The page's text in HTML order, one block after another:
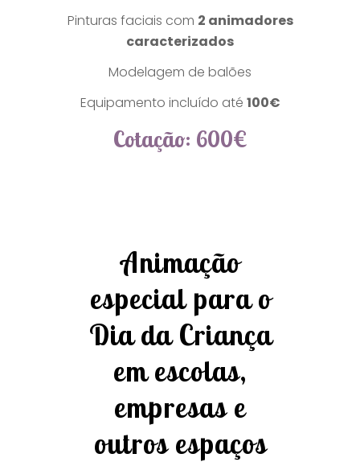
Pinturas faciais com 2 animadores
caracterizados
Modelagem de balões
Equipamento incluído até 100€
Cotação: 600€
Animação
especial para o
Dia da Criança
em escolas,
empresas e
outros espaços